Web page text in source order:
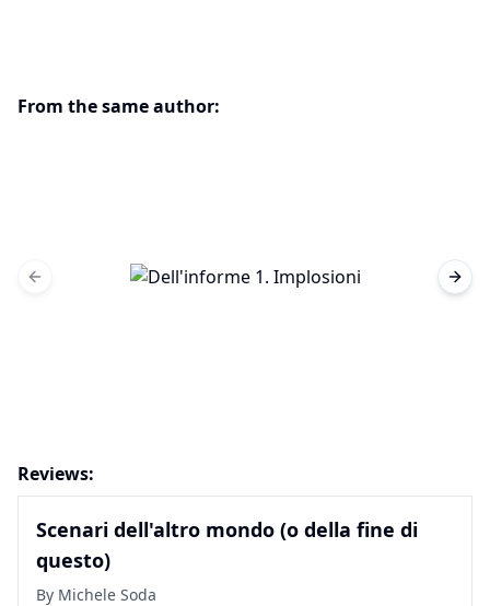
From the same author:
Previous slide
Reviews:
Scenari dell'altro mondo (o della fine di
questo)
By Michele Soda